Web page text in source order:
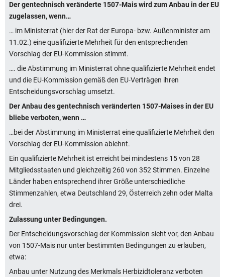
Der gentechnisch veränderte 1507-Mais wird zum Anbau in der EU
zugelassen, wenn…
… im Ministerrat (hier der Rat der Europa- bzw. Außenminister am
11.02.) eine qualifizierte Mehrheit für den entsprechenden
Vorschlag der EU-Kommission stimmt.
…. die Abstimmung im Ministerrat ohne qualifizierte Mehrheit endet
und die EU-Kommission gemäß den EU-Verträgen ihren
Entscheidungsvorschlag umsetzt.
Der Anbau des gentechnisch veränderten 1507-Maises in der EU
bliebe verboten, wenn …
…bei der Abstimmung im Ministerrat eine qualifizierte Mehrheit den
Vorschlag der EU-Kommission ablehnt.
Ein qualifizierte Mehrheit ist erreicht bei mindestens 15 von 28
Mitgliedsstaaten und gleichzeitig 260 von 352 Stimmen. Einzelne
Länder haben entsprechend ihrer Größe unterschiedliche
Stimmenzahlen, etwa Deutschland 29, Österreich zehn oder Malta
drei.
Zulassung unter Bedingungen.
Der Entscheidungsvorschlag der Kommission sieht vor, den Anbau
von 1507-Mais nur unter bestimmten Bedingungen zu erlauben,
etwa:
Anbau unter Nutzung des Merkmals Herbizidtoleranz verboten